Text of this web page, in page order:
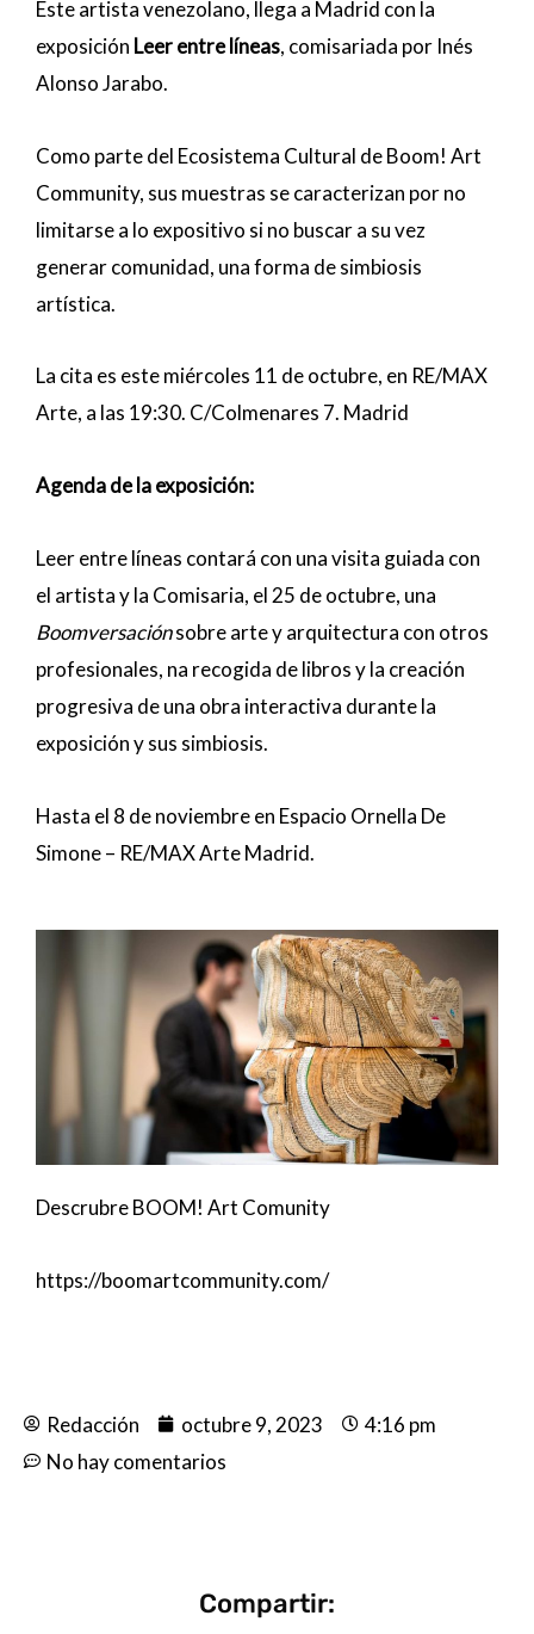
Este artista venezolano, llega a Madrid con la
exposición Leer entre líneas, comisariada por Inés
Alonso Jarabo.
Como parte del Ecosistema Cultural de Boom! Art
Community, sus muestras se caracterizan por no
limitarse a lo expositivo si no buscar a su vez
generar comunidad, una forma de simbiosis
artística.
La cita es este miércoles 11 de octubre, en RE/MAX
Arte, a las 19:30. C/Colmenares 7. Madrid
Agenda de la exposición:
Leer entre líneas contará con una visita guiada con
el artista y la Comisaria, el 25 de octubre, una
Boomversaciónsobre arte y arquitectura con otros
profesionales, na recogida de libros y la creación
progresiva de una obra interactiva durante la
exposición y sus simbiosis.
Hasta el 8 de noviembre en Espacio Ornella De
Simone – RE/MAX Arte Madrid.
Descrubre BOOM! Art Comunity
https://boomartcommunity.com/
Redacción octubre 9, 2023
4:16 pm
No hay comentarios
Compartir: